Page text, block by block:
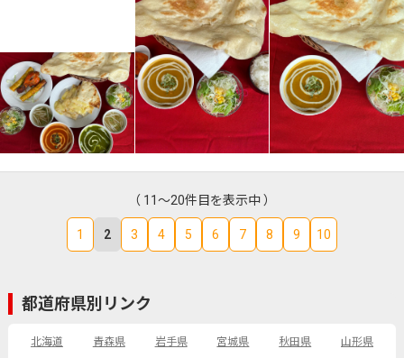
（ 11～20件目を表示中 ）
1 2 3 4 5 6 7 8 9 10
都道府県別リンク
北海道 青森県 岩手県 宮城県 秋田県
山形県